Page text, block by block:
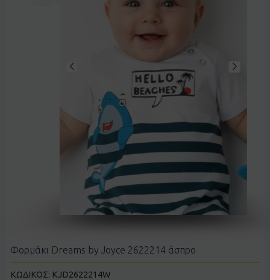
Φορμάκι Dreams by Joyce 2622214 άσπρο
ΚΩΔΙΚΟΣ: KJD2622214W